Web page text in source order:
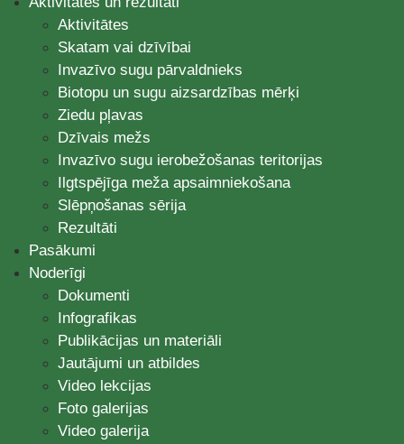
Aktivitātes
Skatam vai dzīvībai
Invazīvo sugu pārvaldnieks
Biotopu un sugu aizsardzības mērķi
Ziedu pļavas
Dzīvais mežs
Invazīvo sugu ierobežošanas teritorijas
Ilgtspējīga meža apsaimniekošana
Slēpņošanas sērija
Rezultāti
Pasākumi
Noderīgi
Dokumenti
Infografikas
Publikācijas un materiāli
Jautājumi un atbildes
Video lekcijas
Foto galerijas
Video galerija